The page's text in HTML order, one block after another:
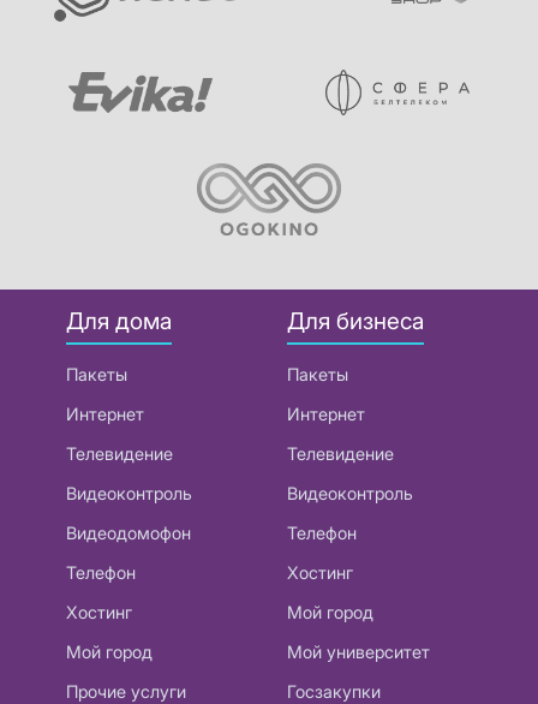
Для дома
Пакеты
Интернет
Телевидение
Видеоконтроль
Видеодомофон
Телефон
Хостинг
Мой город
Прочие услуги
Для бизнеса
Пакеты
Интернет
Телевидение
Видеоконтроль
Телефон
Хостинг
Мой город
Мой университет
Госзакупки